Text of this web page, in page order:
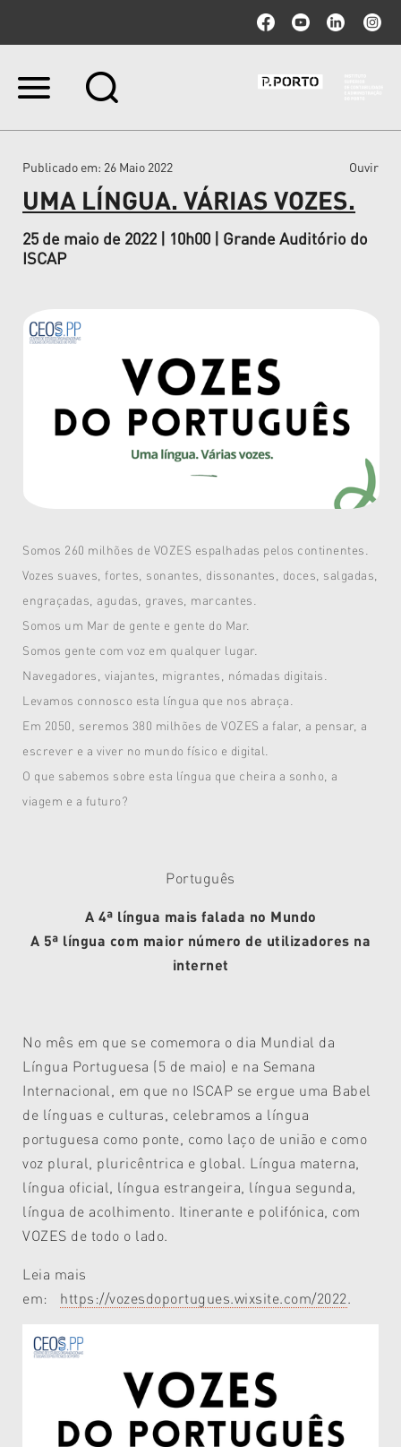
Ir
Ir
navegação
Publicado em: 26 Maio 2022 Ouvir
UMA LÍNGUA. VÁRIAS VOZES.
25 de maio de 2022 | 10h00 | Grande Auditório do
ISCAP
Somos 260 milhões de VOZES espalhadas pelos continentes.
Vozes suaves, fortes, sonantes, dissonantes, doces, salgadas,
engraçadas, agudas, graves, marcantes.
Somos um Mar de gente e gente do Mar.
Somos gente com voz em qualquer lugar.
Navegadores, viajantes, migrantes, nómadas digitais.
Levamos connosco esta língua que nos abraça.
Em 2050, seremos 380 milhões de VOZES a falar, a pensar, a
escrever e a viver no mundo físico e digital.
O que sabemos sobre esta língua que cheira a sonho, a
viagem e a futuro?
Português
A 4ª língua mais falada no Mundo
A 5ª língua com maior número de utilizadores na
internet
No mês em que se comemora o dia Mundial da
Língua Portuguesa (5 de maio) e na Semana
Internacional, em que no ISCAP se ergue uma Babel
de línguas e culturas, celebramos a língua
portuguesa como ponte, como laço de união e como
voz plural, pluricêntrica e global. Língua materna,
língua oficial, língua estrangeira, língua segunda,
língua de acolhimento. Itinerante e polifónica, com
VOZES de todo o lado.
Leia mais
em: https://vozesdoportugues.wixsite.com/2022.